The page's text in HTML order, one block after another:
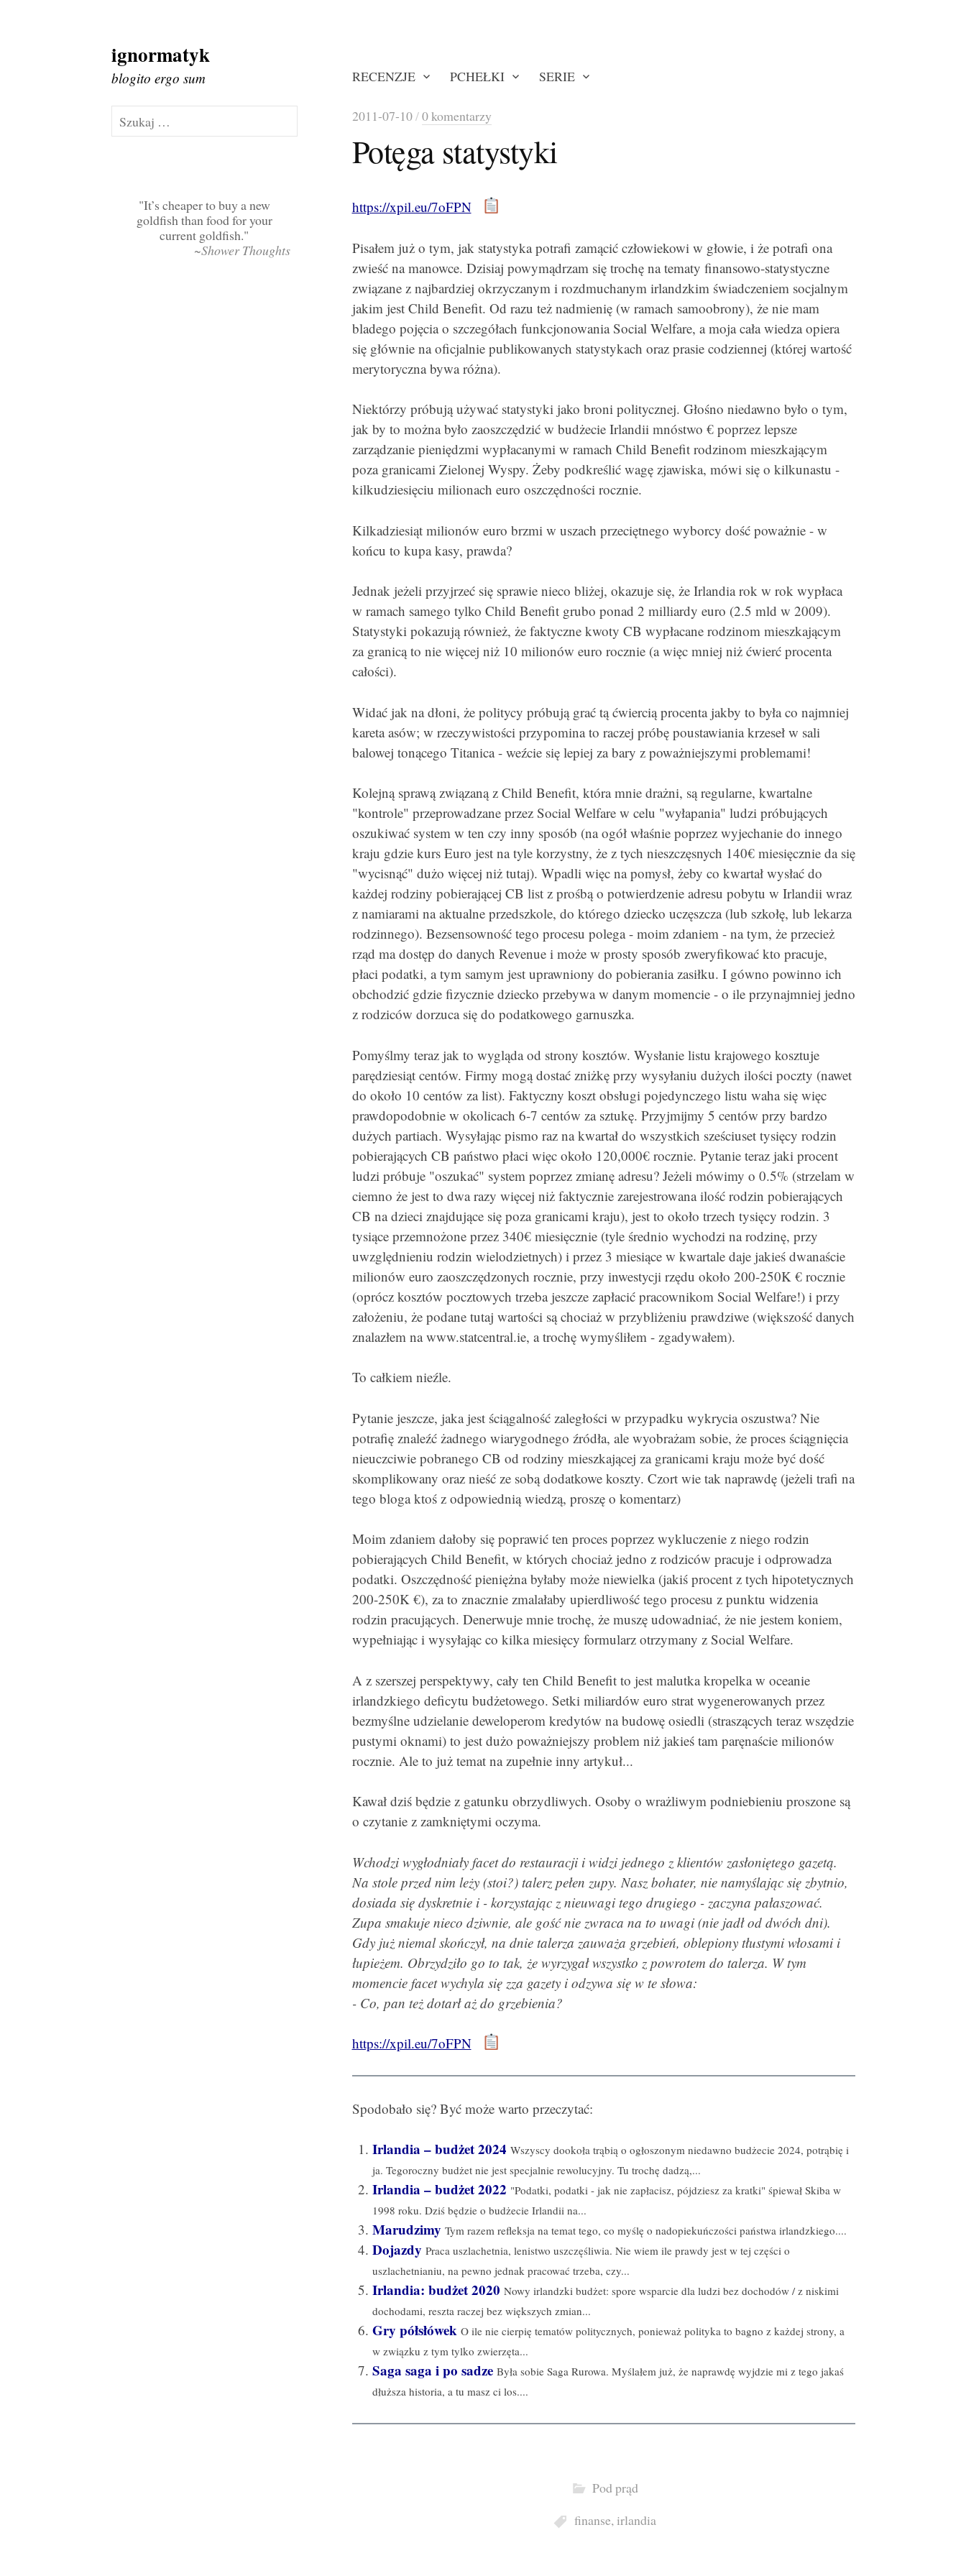
Skip
to
content
ignormatyk
blogito ergo sum RECENZJE PCHEŁKI SERIE
2011-07-10/0 komentarzy
Potęga statystyki
https://xpil.eu/7oFPN
Pisałem już o tym, jak statystyka potrafi zamącić człowiekowi w głowie, i że potrafi ona
zwieść na manowce. Dzisiaj powymądrzam się trochę na tematy finansowo-statystyczne
związane z najbardziej okrzyczanym i rozdmuchanym irlandzkim świadczeniem socjalnym
jakim jest Child Benefit. Od razu też nadmienię (w ramach samoobrony), że nie mam
bladego pojęcia o szczegółach funkcjonowania Social Welfare, a moja cała wiedza opiera
się głównie na oficjalnie publikowanych statystykach oraz prasie codziennej (której wartość
merytoryczna bywa różna).
Niektórzy próbują używać statystyki jako broni politycznej. Głośno niedawno było o tym,
jak by to można było zaoszczędzić w budżecie Irlandii mnóstwo € poprzez lepsze
zarządzanie pieniędzmi wypłacanymi w ramach Child Benefit rodzinom mieszkającym
poza granicami Zielonej Wyspy. Żeby podkreślić wagę zjawiska, mówi się o kilkunastu -
kilkudziesięciu milionach euro oszczędności rocznie.
Kilkadziesiąt milionów euro brzmi w uszach przeciętnego wyborcy dość poważnie - w
końcu to kupa kasy, prawda?
Jednak jeżeli przyjrzeć się sprawie nieco bliżej, okazuje się, że Irlandia rok w rok wypłaca
w ramach samego tylko Child Benefit grubo ponad 2 milliardy euro (2.5 mld w 2009).
Statystyki pokazują również, że faktyczne kwoty CB wypłacane rodzinom mieszkającym
za granicą to nie więcej niż 10 milionów euro rocznie (a więc mniej niż ćwierć procenta
całości).
Widać jak na dłoni, że politycy próbują grać tą ćwiercią procenta jakby to była co najmniej
kareta asów; w rzeczywistości przypomina to raczej próbę poustawiania krzeseł w sali
balowej tonącego Titanica - weźcie się lepiej za bary z poważniejszymi problemami!
Kolejną sprawą związaną z Child Benefit, która mnie drażni, są regularne, kwartalne
"kontrole" przeprowadzane przez Social Welfare w celu "wyłapania" ludzi próbujących
oszukiwać system w ten czy inny sposób (na ogół właśnie poprzez wyjechanie do innego
kraju gdzie kurs Euro jest na tyle korzystny, że z tych nieszczęsnych 140€ miesięcznie da się
"wycisnąć" dużo więcej niż tutaj). Wpadli więc na pomysł, żeby co kwartał wysłać do
każdej rodziny pobierającej CB list z prośbą o potwierdzenie adresu pobytu w Irlandii wraz
z namiarami na aktualne przedszkole, do którego dziecko uczęszcza (lub szkołę, lub lekarza
rodzinnego). Bezsensowność tego procesu polega - moim zdaniem - na tym, że przecież
rząd ma dostęp do danych Revenue i może w prosty sposób zweryfikować kto pracuje,
płaci podatki, a tym samym jest uprawniony do pobierania zasiłku. I gówno powinno ich
obchodzić gdzie fizycznie dziecko przebywa w danym momencie - o ile przynajmniej jedno
z rodziców dorzuca się do podatkowego garnuszka.
Pomyślmy teraz jak to wygląda od strony kosztów. Wysłanie listu krajowego kosztuje
parędziesiąt centów. Firmy mogą dostać zniżkę przy wysyłaniu dużych ilości poczty (nawet
do około 10 centów za list). Faktyczny koszt obsługi pojedynczego listu waha się więc
prawdopodobnie w okolicach 6-7 centów za sztukę. Przyjmijmy 5 centów przy bardzo
dużych partiach. Wysyłając pismo raz na kwartał do wszystkich sześciuset tysięcy rodzin
pobierających CB państwo płaci więc około 120,000€ rocznie. Pytanie teraz jaki procent
ludzi próbuje "oszukać" system poprzez zmianę adresu? Jeżeli mówimy o 0.5% (strzelam w
ciemno że jest to dwa razy więcej niż faktycznie zarejestrowana ilość rodzin pobierających
CB na dzieci znajdujące się poza granicami kraju), jest to około trzech tysięcy rodzin. 3
tysiące przemnożone przez 340€ miesięcznie (tyle średnio wychodzi na rodzinę, przy
uwzględnieniu rodzin wielodzietnych) i przez 3 miesiące w kwartale daje jakieś dwanaście
milionów euro zaoszczędzonych rocznie, przy inwestycji rzędu około 200-250K € rocznie
(oprócz kosztów pocztowych trzeba jeszcze zapłacić pracownikom Social Welfare!) i przy
założeniu, że podane tutaj wartości są chociaż w przybliżeniu prawdziwe (większość danych
znalazłem na www.statcentral.ie, a trochę wymyśliłem - zgadywałem).
To całkiem nieźle.
Pytanie jeszcze, jaka jest ściągalność zaległości w przypadku wykrycia oszustwa? Nie
potrafię znaleźć żadnego wiarygodnego źródła, ale wyobrażam sobie, że proces ściągnięcia
nieuczciwie pobranego CB od rodziny mieszkającej za granicami kraju może być dość
skomplikowany oraz nieść ze sobą dodatkowe koszty. Czort wie tak naprawdę (jeżeli trafi na
tego bloga ktoś z odpowiednią wiedzą, proszę o komentarz)
Moim zdaniem dałoby się poprawić ten proces poprzez wykluczenie z niego rodzin
pobierających Child Benefit, w których chociaż jedno z rodziców pracuje i odprowadza
podatki. Oszczędność pieniężna byłaby może niewielka (jakiś procent z tych hipotetycznych
200-250K €), za to znacznie zmalałaby upierdliwość tego procesu z punktu widzenia
rodzin pracujących. Denerwuje mnie trochę, że muszę udowadniać, że nie jestem koniem,
wypełniając i wysyłając co kilka miesięcy formularz otrzymany z Social Welfare.
A z szerszej perspektywy, cały ten Child Benefit to jest malutka kropelka w oceanie
irlandzkiego deficytu budżetowego. Setki miliardów euro strat wygenerowanych przez
bezmyślne udzielanie deweloperom kredytów na budowę osiedli (straszących teraz wszędzie
pustymi oknami) to jest dużo poważniejszy problem niż jakieś tam paręnaście milionów
rocznie. Ale to już temat na zupełnie inny artykuł...
Kawał dziś będzie z gatunku obrzydliwych. Osoby o wrażliwym podniebieniu proszone są
o czytanie z zamkniętymi oczyma.
Wchodzi wygłodniały facet do restauracji i widzi jednego z klientów zasłoniętego gazetą.
Na stole przed nim leży (stoi?) talerz pełen zupy. Nasz bohater, nie namyślając się zbytnio,
dosiada się dyskretnie i - korzystając z nieuwagi tego drugiego - zaczyna pałaszować.
Zupa smakuje nieco dziwnie, ale gość nie zwraca na to uwagi (nie jadł od dwóch dni).
Gdy już niemal skończył, na dnie talerza zauważa grzebień, oblepiony tłustymi włosami i
łupieżem. Obrzydziło go to tak, że wyrzygał wszystko z powrotem do talerza. W tym
momencie facet wychyla się zza gazety i odzywa się w te słowa:
- Co, pan też dotarł aż do grzebienia?
https://xpil.eu/7oFPN
Spodobało się? Być może warto przeczytać:
Irlandia – budżet 2024 Wszyscy dookoła trąbią o ogłoszonym niedawno budżecie 2024, potrąbię i
ja. Tegoroczny budżet nie jest specjalnie rewolucyjny. Tu trochę dadzą,...
Irlandia – budżet 2022 "Podatki, podatki - jak nie zapłacisz, pójdziesz za kratki" śpiewał Skiba w
1998 roku. Dziś będzie o budżecie Irlandii na...
Marudzimy Tym razem refleksja na temat tego, co myślę o nadopiekuńczości państwa irlandzkiego....
Dojazdy Praca uszlachetnia, lenistwo uszczęśliwia. Nie wiem ile prawdy jest w tej części o
uszlachetnianiu, na pewno jednak pracować trzeba, czy...
Irlandia: budżet 2020 Nowy irlandzki budżet: spore wsparcie dla ludzi bez dochodów / z niskimi
dochodami, reszta raczej bez większych zmian...
Gry półsłówek O ile nie cierpię tematów politycznych, ponieważ polityka to bagno z każdej strony, a
w związku z tym tylko zwierzęta...
Saga saga i po sadze Była sobie Saga Rurowa. Myślałem już, że naprawdę wyjdzie mi z tego jakaś
dłuższa historia, a tu masz ci los....
Pod prąd
finanse, irlandia
Szukaj:
It’s cheaper to buy a new
goldfish than food for your
current goldfish.
~Shower Thoughts